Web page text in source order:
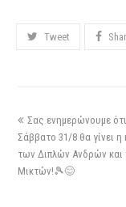
Tweet
Σας ενημερώνουμε
Σάββατο 31/8 θα γίνει
των Διπλών Ανδρών και
Μικτών!🎾😊